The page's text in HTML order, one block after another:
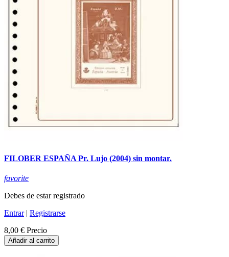
FILOBER ESPAÑA Pr. Lujo (2004) sin montar.
favorite
Debes de estar registrado
Entrar| Registrarse
8,00 € Precio
Añadir al carrito